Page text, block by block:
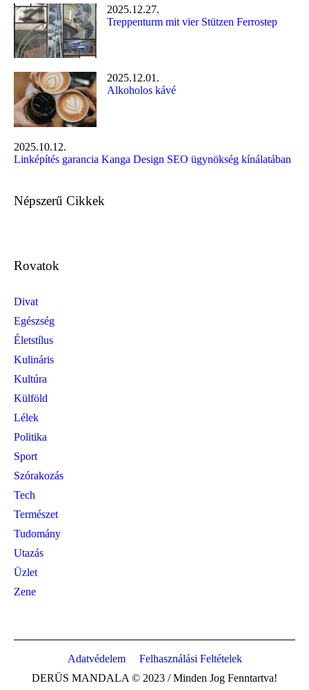
2025.12.27.
Treppenturm mit vier Stützen Ferrostep
2025.12.01.
Alkoholos kávé
2025.10.12.
Linképítés garancia Kanga Design SEO ügynökség kínálatában
Népszerű Cikkek
Rovatok
Divat
Egészség
Életstílus
Kulináris
Kultúra
Külföld
Lélek
Politika
Sport
Szórakozás
Tech
Természet
Tudomány
Utazás
Üzlet
Zene
Adatvédelem
Felhasználási Feltételek
DERŰS MANDALA © 2023 / Minden Jog Fenntartva!